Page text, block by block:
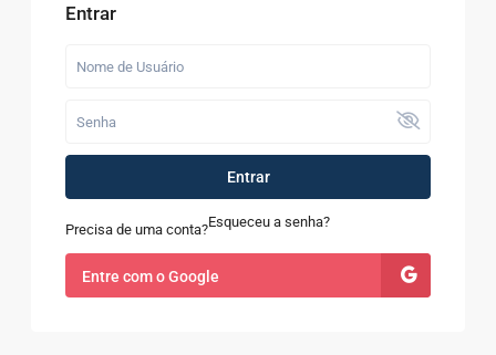
Entrar
Entrar
Precisa de uma conta?Esqueceu a senha?
Entre com o Google